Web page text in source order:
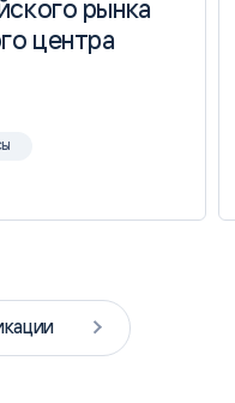
рынка
центра
рынка
центра